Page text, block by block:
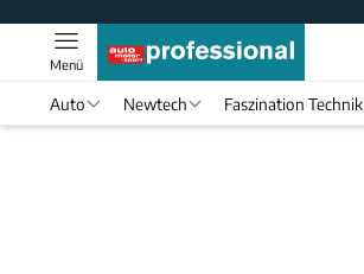
Menü
Auto Newtech Faszination Technik